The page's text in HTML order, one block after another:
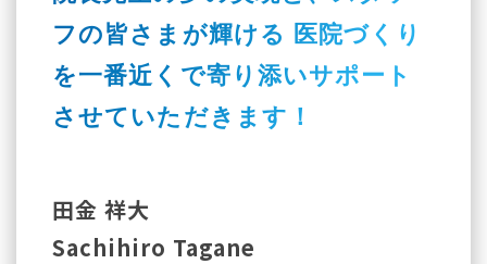
フの皆さまが輝ける 医院づくり
を一番近くで寄り添いサポート
させていただきます！
田金 祥大
Sachihiro Tagane